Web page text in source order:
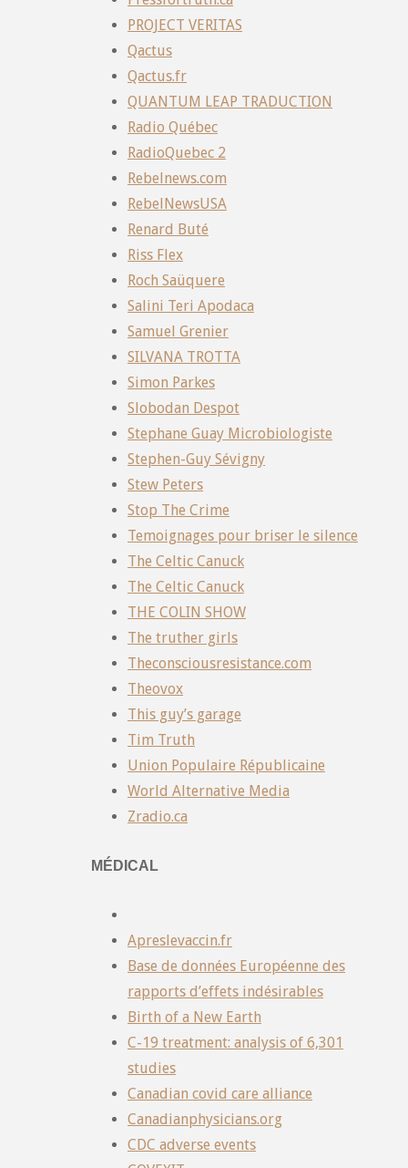
PROJECT VERITAS
Qactus
Qactus.fr
QUANTUM LEAP TRADUCTION
Radio Québec
RadioQuebec 2
Rebelnews.com
RebelNewsUSA
Renard Buté
Riss Flex
Roch Saüquere
Salini Teri Apodaca
Samuel Grenier
SILVANA TROTTA
Simon Parkes
Slobodan Despot
Stephane Guay Microbiologiste
Stephen-Guy Sévigny
Stew Peters
Stop The Crime
Temoignages pour briser le silence
The Celtic Canuck
The Celtic Canuck
THE COLIN SHOW
The truther girls
Theconsciousresistance.com
Theovox
This guy’s garage
Tim Truth
Union Populaire Républicaine
World Alternative Media
Zradio.ca
MÉDICAL
Apreslevaccin.fr
Base de données Européenne des
rapports d’effets indésirables
Birth of a New Earth
C-19 treatment: analysis of 6,301
studies
Canadian covid care alliance
Canadianphysicians.org
CDC adverse events